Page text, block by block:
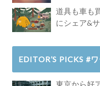
道具も車も
にシェア&
EDITOR’S PICKS #
東京から好